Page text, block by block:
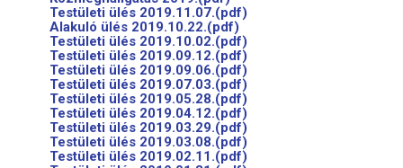
Testületi ülés 2019.11.07.(pdf)
Alakuló ülés 2019.10.22.(pdf)
Testületi ülés 2019.10.02.(pdf)
Testületi ülés 2019.09.12.(pdf)
Testületi ülés 2019.09.06.(pdf)
Testületi ülés 2019.07.03.(pdf)
Testületi ülés 2019.05.28.(pdf)
Testületi ülés 2019.04.12.(pdf)
Testületi ülés 2019.03.29.(pdf)
Testületi ülés 2019.03.08.(pdf)
Testületi ülés 2019.02.11.(pdf)